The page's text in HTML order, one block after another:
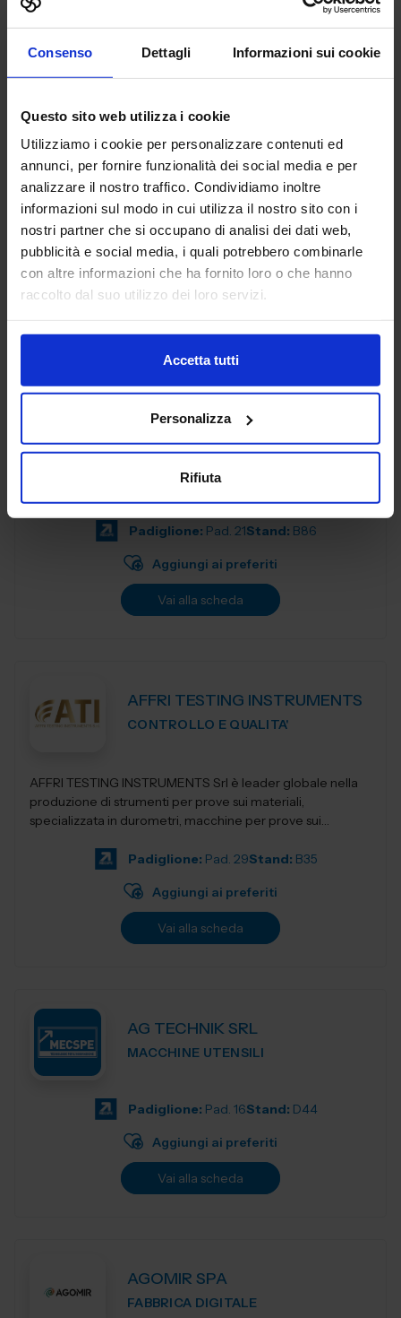
Consenso Dettagli Informazioni sui cookie
Questo sito web utilizza i cookie
Utilizziamo i cookie per personalizzare contenuti ed
annunci, per fornire funzionalità dei social media e per
analizzare il nostro traffico. Condividiamo inoltre
informazioni sul modo in cui utilizza il nostro sito con i
nostri partner che si occupano di analisi dei dati web,
pubblicità e social media, i quali potrebbero combinarle
con altre informazioni che ha fornito loro o che hanno
raccolto dal suo utilizzo dei loro servizi.
Accetta tutti
Personalizza
Rifiuta
Adacta S.p.A. - Società tra
FABBRICA DIGITALE
Padiglione:Pad. 21 Stand:B68
Aggiungi ai preferiti
Vai alla scheda
AESSE SOLUZIONI
INFORMATICHE
Siamo un Managed Security Service Provider (MSSP),
specializzato nella progettazione, gestione e
Padiglione: Pad. 21Stand: B86
Aggiungi ai preferiti
Vai alla scheda
AFFRI TESTING INSTRUMENTS
CONTROLLO E QUALITA'
AFFRI TESTING INSTRUMENTS Srl è leader globale nella
produzione di strumenti per prove sui materiali,
specializzata in durometri, macchine per prove sui
Padiglione: Pad. 29Stand: B35
Aggiungi ai preferiti
Vai alla scheda
AG TECHNIK SRL
MACCHINE UTENSILI
Padiglione: Pad. 16Stand: D44
Aggiungi ai preferiti
Vai alla scheda
AGOMIR SPA
FABBRICA DIGITALE